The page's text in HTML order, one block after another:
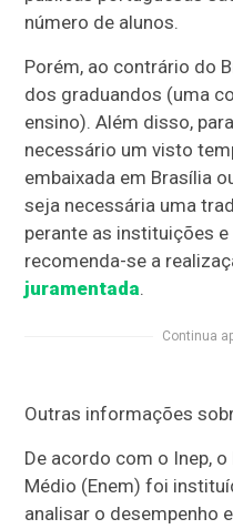
número de alunos.
Porém, ao contrário do
dos graduandos (uma
ensino). Além disso,
necessário um visto
embaixada em Brasília
seja necessária uma
perante as instituições
recomenda-se a
juramentada.
Continua
Outras informações
De acordo com o Inep,
Médio (Enem) foi
analisar o desempenho